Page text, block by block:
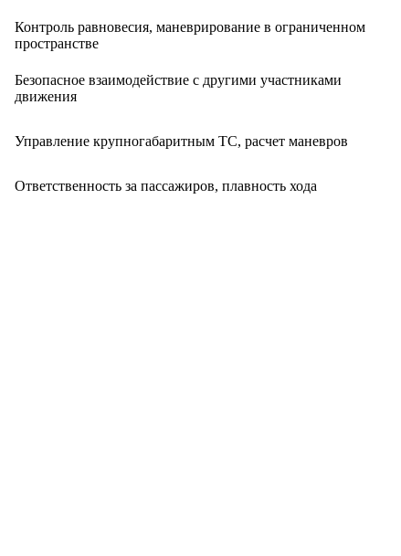
Контроль равновесия, маневрирование в ограниченном
пространстве
Безопасное взаимодействие с другими участниками
движения
Управление крупногабаритным ТС, расчет маневров
Ответственность за пассажиров, плавность хода